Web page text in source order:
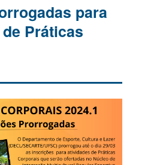
para
Práticas